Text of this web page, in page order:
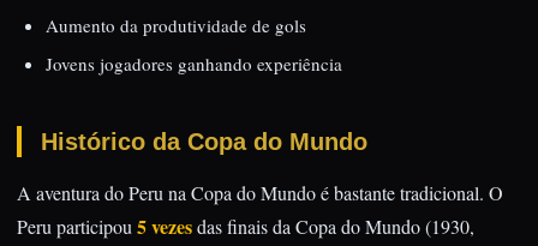
Aumento da produtividade de gols
Jovens jogadores ganhando experiência
Histórico da Copa do Mundo
A aventura do Peru na Copa do Mundo é bastante tradicional. O
Peru participou 5 vezesdas finais da Copa do Mundo (1930,